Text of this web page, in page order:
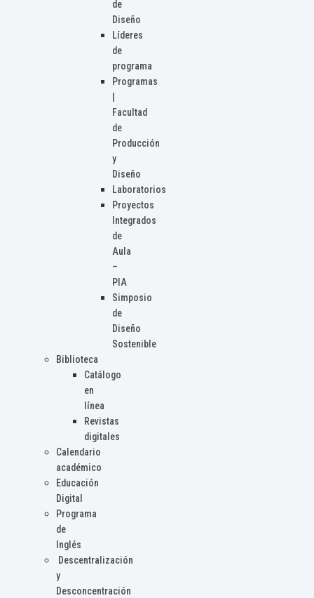
de
Diseño
Líderes
de
programa
Programas
Facultad
de
Producción
y
Diseño
Laboratorios
Proyectos
Integrados
de
Aula
–
PIA
Simposio
de
Diseño
Sostenible
Biblioteca
Catálogo
en
línea
Revistas
digitales
Calendario
académico
Educación
Digital
Programa
de
Inglés
Descentralización
y
Desconcentración